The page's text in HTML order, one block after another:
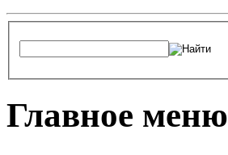
Главное меню